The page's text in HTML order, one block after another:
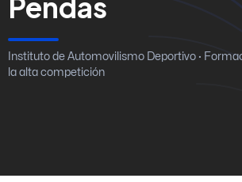
Pendas
Instituto de Automovilismo Deportivo ·
la alta competición